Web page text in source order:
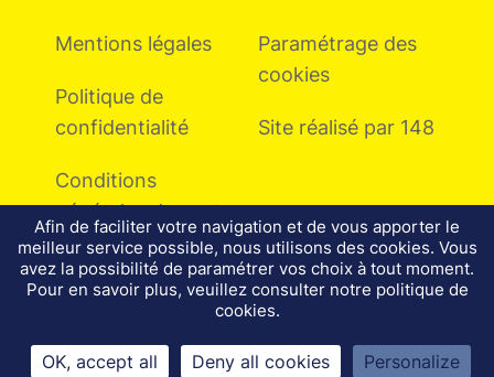
Mentions légales
Politique de
confidentialité
Conditions
générales de vente
Paramétrage des
cookies
Site réalisé par 148
Afin de faciliter votre navigation et de vous apporter le
meilleur service possible, nous utilisons des cookies. Vous
avez la possibilité de paramétrer vos choix à tout moment.
Pour en savoir plus, veuillez consulter notre politique de
cookies.
OK, accept all Deny all cookies Personalize